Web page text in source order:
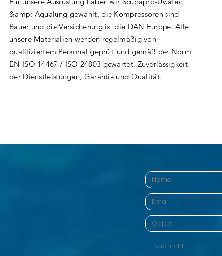
&amp; Aqualung gewählt, die Kompressoren sind
Bauer und die Versicherung ist die DAN Europe. Alle
unsere Materialien werden regelmäßig von
qualifiziertem Personal geprüft und gemäß der Norm
EN ISO 14467 / ISO 24803 gewartet. Zuverlässigkeit
der Dienstleistungen, Garantie und Qualität.